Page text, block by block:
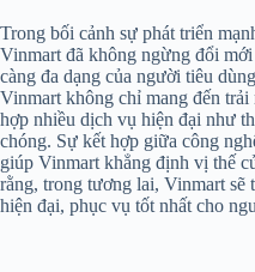
Trong bối cảnh sự phát triển
Vinmart đã không ngừng đổi
càng đa dạng của người tiêu
Vinmart không chỉ mang đến
hợp nhiều dịch vụ hiện đại như
chóng. Sự kết hợp giữa công
giúp Vinmart khẳng định vị thế
rằng, trong tương lai, Vinmart sẽ
hiện đại, phục vụ tốt nhất cho